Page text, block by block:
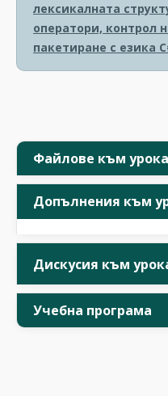
Файлове към урока
Допълнения към
Дискусия към
Учебна програма
лексикалната
оператори, контрол
пакетиране с езика